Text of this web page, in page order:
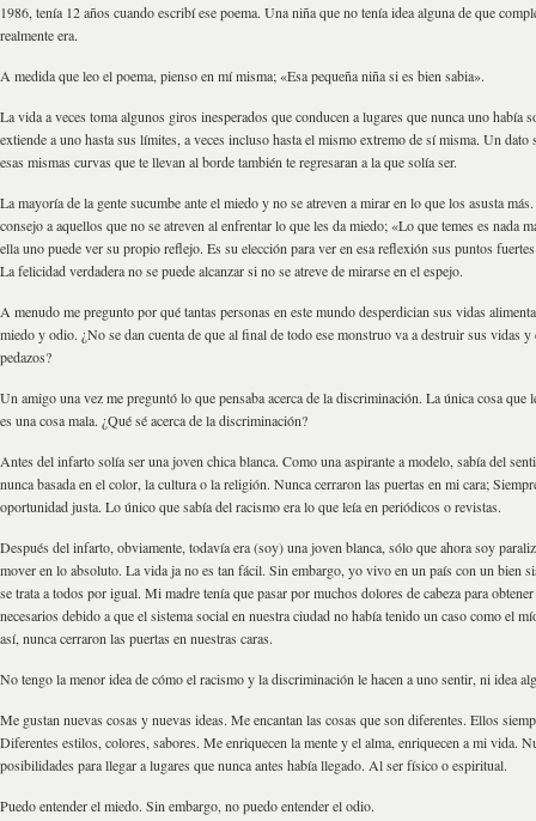
1986, tenía 12 años cuando escribí ese poema. Una niña que no tenía idea alguna de que
realmente era.
A medida que leo el poema, pienso en mí misma; «Esa pequeña niña si es bien sabia».
La vida a veces toma algunos giros inesperados que conducen a lugares que nunca uno había
extiende a uno hasta sus límites, a veces incluso hasta el mismo extremo de sí misma. Un
esas mismas curvas que te llevan al borde también te regresaran a la que solía ser.
La mayoría de la gente sucumbe ante el miedo y no se atreven a mirar en lo que los asusta
consejo a aquellos que no se atreven al enfrentar lo que les da miedo; «Lo que temes es nada
ella uno puede ver su propio reflejo. Es su elección para ver en esa reflexión sus puntos
La felicidad verdadera no se puede alcanzar si no se atreve de mirarse en el espejo.
A menudo me pregunto por qué tantas personas en este mundo desperdician sus vidas
miedo y odio. ¿No se dan cuenta de que al final de todo ese monstruo va a destruir sus vidas y
pedazos?
Un amigo una vez me preguntó lo que pensaba acerca de la discriminación. La única cosa que
es una cosa mala. ¿Qué sé acerca de la discriminación?
Antes del infarto solía ser una joven chica blanca. Como una aspirante a modelo, sabía del
nunca basada en el color, la cultura o la religión. Nunca cerraron las puertas en mi cara;
oportunidad justa. Lo único que sabía del racismo era lo que leía en periódicos o revistas.
Después del infarto, obviamente, todavía era (soy) una joven blanca, sólo que ahora soy
mover en lo absoluto. La vida ja no es tan fácil. Sin embargo, yo vivo en un país con un bien
se trata a todos por igual. Mi madre tenía que pasar por muchos dolores de cabeza para
necesarios debido a que el sistema social en nuestra ciudad no había tenido un caso como el
así, nunca cerraron las puertas en nuestras caras.
No tengo la menor idea de cómo el racismo y la discriminación le hacen a uno sentir, ni idea
Me gustan nuevas cosas y nuevas ideas. Me encantan las cosas que son diferentes. Ellos
Diferentes estilos, colores, sabores. Me enriquecen la mente y el alma, enriquecen a mi vida.
posibilidades para llegar a lugares que nunca antes había llegado. Al ser físico o espiritual.
Puedo entender el miedo. Sin embargo, no puedo entender el odio.